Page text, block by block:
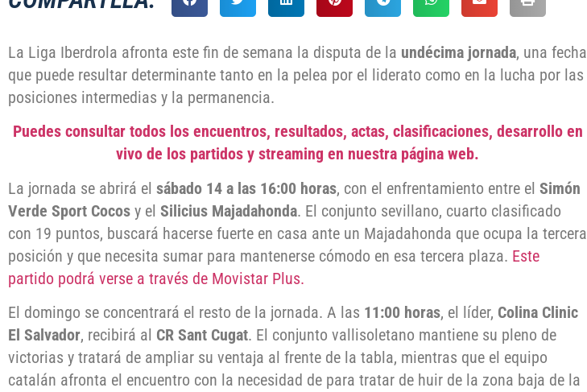
La Liga Iberdrola afronta este fin de semana la disputa de la undécima jornada, una fecha
que puede resultar determinante tanto en la pelea por el liderato como en la lucha por las
posiciones intermedias y la permanencia.
Puedes consultar todos los encuentros, resultados, actas, clasificaciones, desarrollo en
vivo de los partidos y streaming en nuestra página web.
La jornada se abrirá el sábado 14 a las 16:00 horas, con el enfrentamiento entre el Simón
Verde Sport Cocos y el Silicius Majadahonda. El conjunto sevillano, cuarto clasificado
con 19 puntos, buscará hacerse fuerte en casa ante un Majadahonda que ocupa la tercera
posición y que necesita sumar para mantenerse cómodo en esa tercera plaza. Este
partido podrá verse a través de Movistar Plus.
El domingo se concentrará el resto de la jornada. A las 11:00 horas, el líder, Colina Clinic
El Salvador, recibirá al CR Sant Cugat. El conjunto vallisoletano mantiene su pleno de
victorias y tratará de ampliar su ventaja al frente de la tabla, mientras que el equipo
catalán afronta el encuentro con la necesidad de para tratar de huir de la zona baja de la